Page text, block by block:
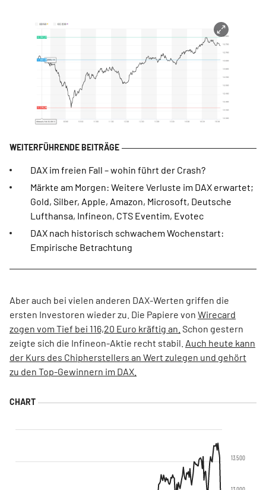
DAX im freien Fall – wohin führt der Crash?
Märkte am Morgen: Weitere Verluste im DAX erwartet;
Gold, Silber, Apple, Amazon, Microsoft, Deutsche
Lufthansa, Infineon, CTS Eventim, Evotec
DAX nach historisch schwachem Wochenstart:
Empirische Betrachtung
Aber auch bei vielen anderen DAX-Werten griffen die
ersten Investoren wieder zu. Die Papiere von Wirecard
zogen vom Tief bei 116,20 Euro kräftig an. Schon gestern
zeigte sich die Infineon-Aktie recht stabil. Auch heute kann
der Kurs des Chipherstellers an Wert zulegen und gehört
zu den Top-Gewinnern im DAX.
13.500